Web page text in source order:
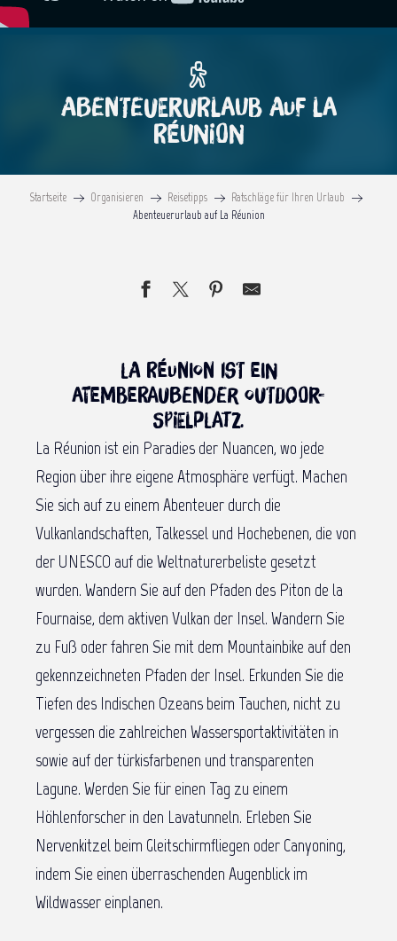
Abenteuerurlaub auf La
Réunion
Startseite Organisieren Reisetipps
Ratschläge für Ihren Urlaub
Abenteuerurlaub auf La Réunion
La Réunion ist ein
atemberaubender Outdoor-
Spielplatz.
La Réunion ist ein Paradies der Nuancen, wo jede
Region über ihre eigene Atmosphäre verfügt. Machen
Sie sich auf zu einem Abenteuer durch die
Vulkanlandschaften, Talkessel und Hochebenen, die von
der UNESCO auf die Weltnaturerbeliste gesetzt
wurden. Wandern Sie auf den Pfaden des Piton de la
Fournaise, dem aktiven Vulkan der Insel. Wandern Sie
zu Fuß oder fahren Sie mit dem Mountainbike auf den
gekennzeichneten Pfaden der Insel. Erkunden Sie die
Tiefen des Indischen Ozeans beim Tauchen, nicht zu
vergessen die zahlreichen Wassersportaktivitäten in
sowie auf der türkisfarbenen und transparenten
Lagune. Werden Sie für einen Tag zu einem
Höhlenforscher in den Lavatunneln. Erleben Sie
Nervenkitzel beim Gleitschirmfliegen oder Canyoning,
indem Sie einen überraschenden Augenblick im
Wildwasser einplanen.